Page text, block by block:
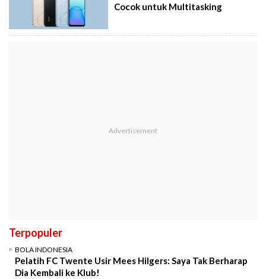
Cocok untuk Multitasking
Terpopuler
BOLA INDONESIA
Pelatih FC Twente Usir Mees Hilgers: Saya Tak Berharap
Dia Kembali ke Klub!